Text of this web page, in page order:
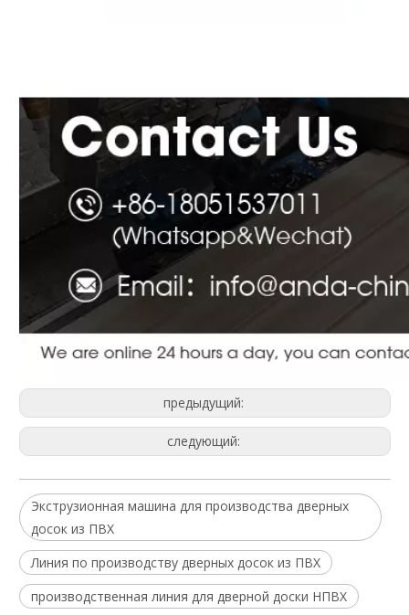
предыдущий:
следующий:
Экструзионная машина для производства дверных
досок из ПВХ
Линия по производству дверных досок из ПВХ
производственная линия для дверной доски НПВХ